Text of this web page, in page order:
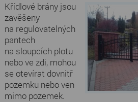
Křídlové brány jsou
zavěšeny
na regulovatelných
pantech
na sloupcích plotu
nebo ve zdi, mohou
se otevírat dovnitř
pozemku nebo ven
mimo pozemek.